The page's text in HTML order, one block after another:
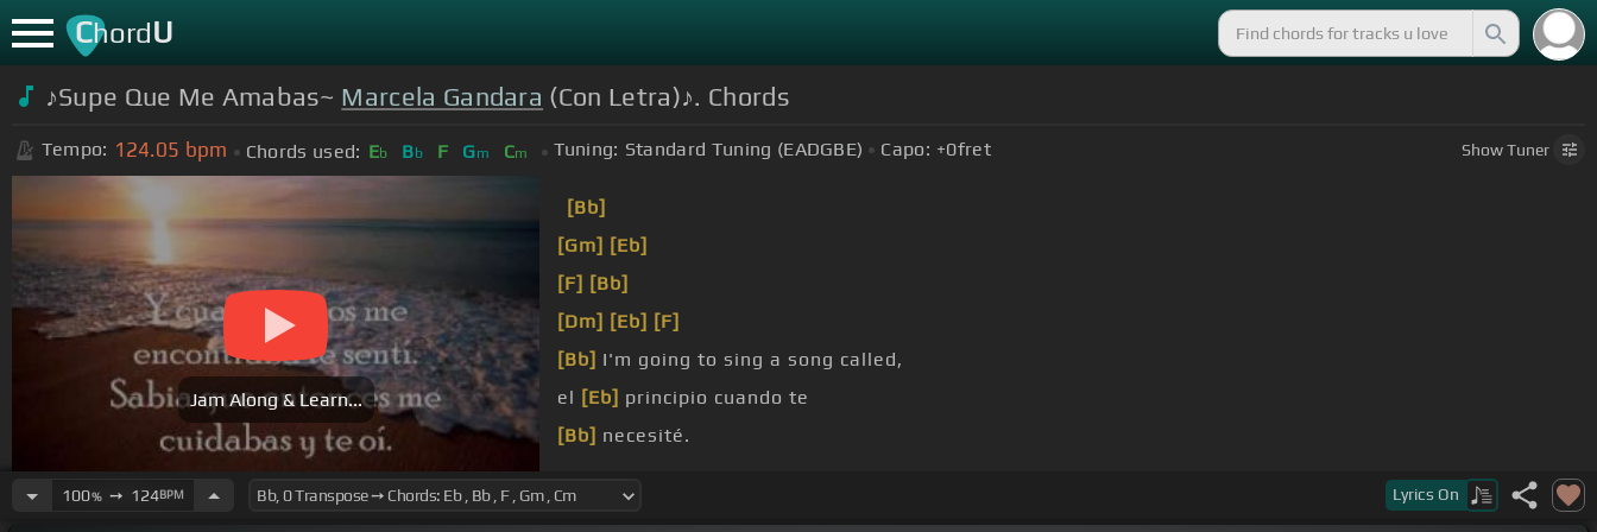
ChordU
♪Supe Que Me Amabas~ Marcela Gandara (Con Letra)♪. Chords
Tempo: 124.05 bpm Chords used: Eb Bb F Gm Cm Tuning: Standard Tuning (EADGBE) Capo: +0fret ShowTuner
Jam Along & Learn...
[Bb]
[Gm] [Eb]
[F] [Bb]
[Dm] [Eb] [F]
[Bb] I'm going to sing a song called,
el [Eb] principio cuando te
[Bb] necesité.
100%➙ 124BPM Lyrics On